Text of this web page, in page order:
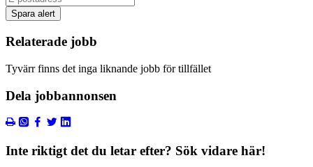
Spara alert
Relaterade jobb
Tyvärr finns det inga liknande jobb för tillfället
Dela jobbannonsen
Inte riktigt det du letar efter? Sök vidare här!